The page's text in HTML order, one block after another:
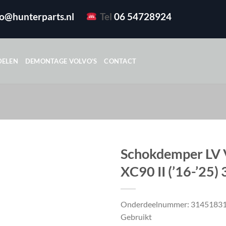
Tel 06 54728924
DEMONTAGE VOLVO’S CONTACT
Schokdemper LV
XC90 II (’16-
Onderdeelnummer:
Gebruikt